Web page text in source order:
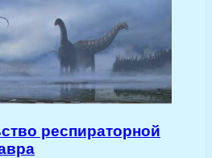
респираторной